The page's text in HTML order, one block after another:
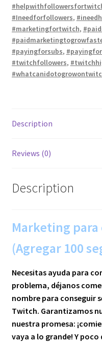
#Ineedforfollowers,
#marketingfortwitch,
#payingforsubs,
#twitchfollowers,
Description
Reviews (0)
Description
Marketing
(Agregar 100
Necesitas ayuda para
problema, déjanos
nombre para conseguir
Twitch. Garantizamos
nuestra promesa:
vaya a lo grande! Y